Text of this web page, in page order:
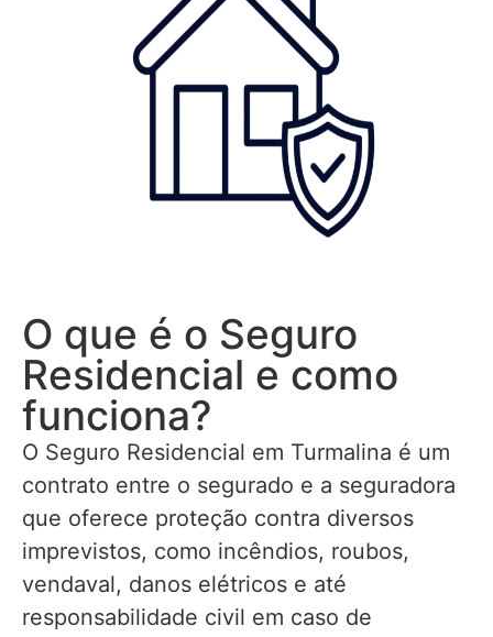
O que é o Seguro
Residencial e como
funciona?
O Seguro Residencial em Turmalina é um
contrato entre o segurado e a seguradora
que oferece proteção contra diversos
imprevistos, como incêndios, roubos,
vendaval, danos elétricos e até
responsabilidade civil em caso de